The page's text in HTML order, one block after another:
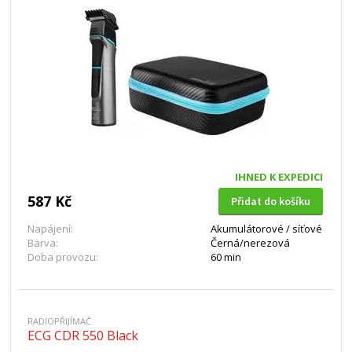
IHNED K EXPEDICI
587 Kč
Přidat do košíku
Napájení:
Akumulátorové / síťové
Barva:
Černá/nerezová
Doba provozu:
60 min
RADIOPŘIJÍMAČ
ECG CDR 550 Black